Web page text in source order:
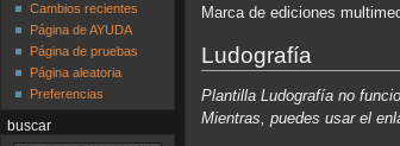
Marca de ediciones
Ludografía
Plantilla Ludografía no
Mientras, puedes usar el
Cambios recientes
Página de AYUDA
Página de pruebas
Página aleatoria
Preferencias
buscar